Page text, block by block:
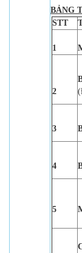
BẢNG
STT
1
2
3
4
5